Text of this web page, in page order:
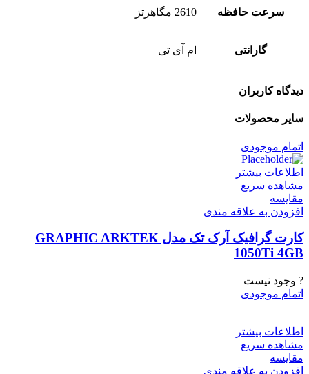
سرعت حافظه 2610 مگاهرتز
گارانتی ام آی تی
دیدگاه کاربران
سایر محصولات
اتمام موجودی
اطلاعات بیشتر
مشاهده سریع
مقایسه
افزودن به علاقه مندی
کارت گرافیک آرک تک مدل GRAPHIC ARKTEK
1050Ti 4GB
? وجود نیست
اتمام موجودی
اطلاعات بیشتر
مشاهده سریع
مقایسه
افزودن به علاقه مندی